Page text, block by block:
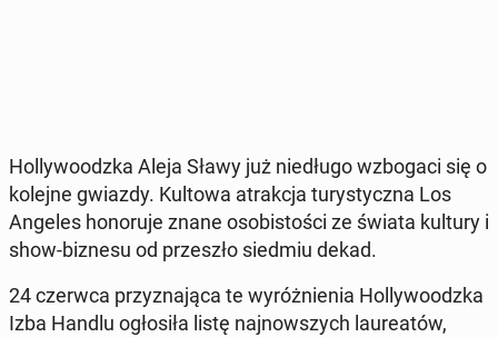
Hol­ly­wo­odz­ka Aleja Sławy już nie­dłu­go wzbo­ga­ci się o
kolejne gwiazdy. Kultowa atrak­cja tu­ry­stycz­na Los
Angeles ho­no­ru­je znane oso­bi­sto­ści ze świata kultury i
show-biznesu od prze­szło siedmiu dekad.
24 czerwca przy­zna­ją­ca te wy­róż­nie­nia Hol­ly­wo­odz­ka
Izba Handlu ogło­si­ła listę naj­now­szych lau­re­atów,